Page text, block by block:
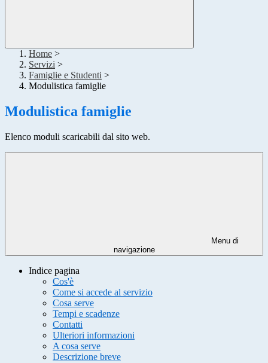
Home >
Servizi >
Famiglie e Studenti >
Modulistica famiglie
Modulistica famiglie
Elenco moduli scaricabili dal sito web.
Menu di
navigazione
Indice pagina
Cos'è
Come si accede al servizio
Cosa serve
Tempi e scadenze
Contatti
Ulteriori informazioni
A cosa serve
Descrizione breve